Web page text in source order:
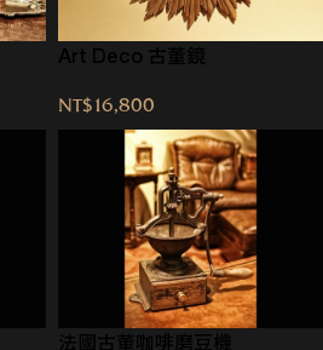
Art Deco 古董鏡
NT$16,800
法國古董咖啡磨豆機